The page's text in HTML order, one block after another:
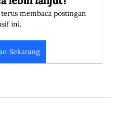
membaca postingan
ini.
Sekarang